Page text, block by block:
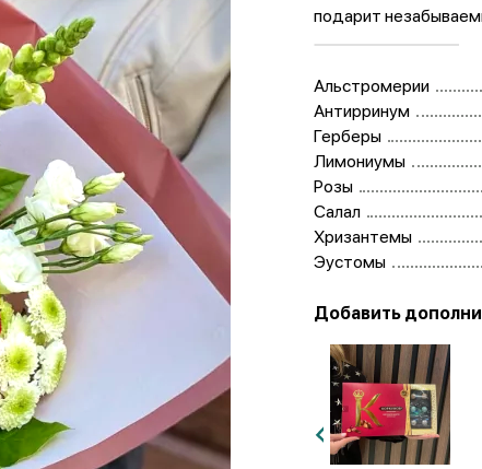
подарит
Альстромерии
Антирринум
Герберы
Лимониумы
Розы
Салал
Хризантемы
Эустомы
Добавить